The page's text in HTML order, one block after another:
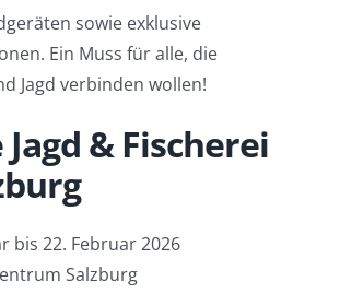
sowie exklusive
Ein Muss für alle, die
Jagd verbinden wollen!
& Fischerei
bis 22. Februar 2026
Salzburg